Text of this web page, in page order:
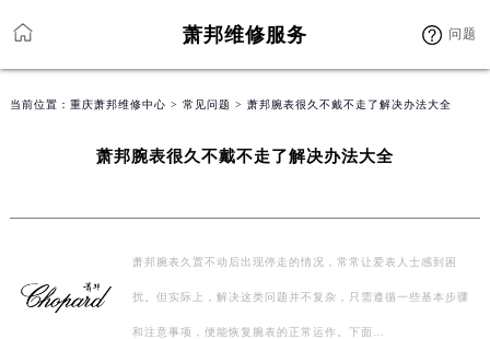
萧邦维修服务 问题
当前位置： 重庆萧邦维修中心 > 常见问题 > 萧邦腕表很久不戴不走了解决办法大全
萧邦腕表很久不戴不走了解决办法大全
萧邦腕表久置不动后出现停走的情况，常常让爱表人士感到困
扰。但实际上，解决这类问题并不复杂，只需遵循一些基本步骤
和注意事项，便能恢复腕表的正常运作。下面…